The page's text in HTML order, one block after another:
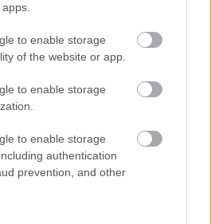
to enable storage
of the website or app.
to enable storage
to enable storage
authentication
prevention, and other
το ρόλο των μέσων